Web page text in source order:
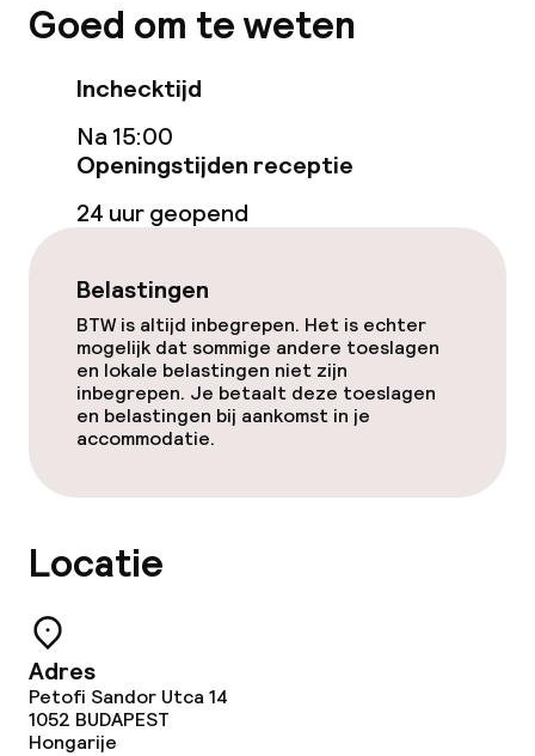
Wasservice
Overal rookvrij
Goed om te weten
Inchecktijd
Na 15:00
Openingstijden receptie
24 uur geopend
Belastingen
BTW is altijd inbegrepen. Het is echter
mogelijk dat sommige andere toeslagen
en lokale belastingen niet zijn
inbegrepen. Je betaalt deze toeslagen
en belastingen bij aankomst in je
accommodatie.
Locatie
Adres
Petofi Sandor Utca 14
1052 BUDAPEST
Hongarije